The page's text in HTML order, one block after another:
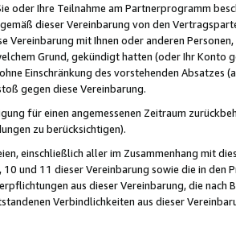
oder Ihre Teilnahme am Partnerprogramm
dieser Vereinbarung von den
mit Ihnen oder anderen Personen,
Grund, gekündigt hatten (oder Ihr Konto
Einschränkung des vorstehenden Absatzes
gegen diese Vereinbarung.
für einen angemessenen Zeitraum
zu berücksichtigen).
einschließlich aller im Zusammenhang mit
und 11 dieser Vereinbarung sowie die in
aus dieser Vereinbarung, die nach
Verbindlichkeiten aus dieser